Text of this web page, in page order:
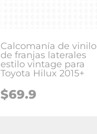
Calcomanía de vinilo
de franjas laterales
estilo vintage para
Toyota Hilux 2015+
$69.9